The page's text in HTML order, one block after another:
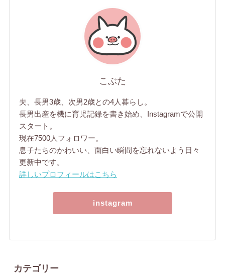
こぶた
夫、長男3歳、次男2歳との4人暮らし。
長男出産を機に育児記録を書き始め、Instagramで公開
スタート。
現在7500人フォロワー。
息子たちのかわいい、面白い瞬間を忘れないよう日々
更新中です。
詳しいプロフィールはこちら
instagram
カテゴリー